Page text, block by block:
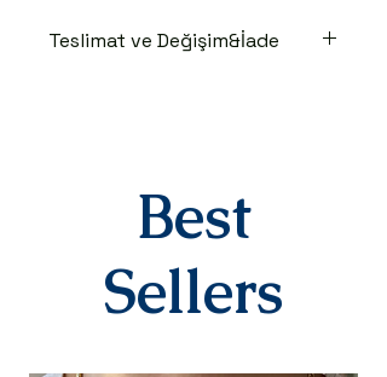
Teslimat ve Değişim&İade
takip numaranız,anlaşmalı kargo
firmamız olan Yurtiçi Kargo
tarafından size sms olarak iletilir.
DEĞİŞİM&İADE
Kişiye özel
Best
Sellers